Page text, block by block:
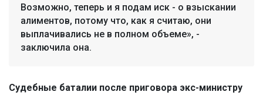
Возможно, теперь и я подам иск - о взыскании
алиментов, потому что, как я считаю, они
выплачивались не в полном объеме», -
заключила она.
Судебные баталии после приговора экс-министру